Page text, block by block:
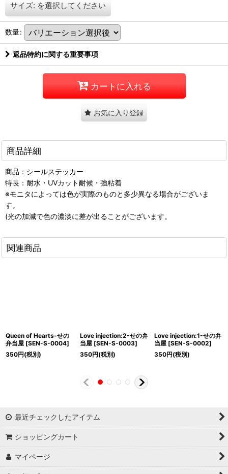
サイズ: を選択してください
数量:
返品特約に関する重要事項
カートに入れる
お気に入り登録
商品詳細
商品：シールステッカー
特長：耐水・UVカット耐候・強粘着
※モニタによっては色が実際のものと多少異なる場合がございま
す。
(光の加減で色の濃淡に差が出ることがございます。
関連商品
Queen of Hearts-せの
弁当屋 [SEN-S-0004]
350円(税別)
Love injection:2-せの弁
当屋 [SEN-S-0003]
350円(税別)
Love injection:1-せの弁
当屋 [SEN-S-0002]
350円(税別)
最近チェックしたアイテム
ショッピングカート
マイページ